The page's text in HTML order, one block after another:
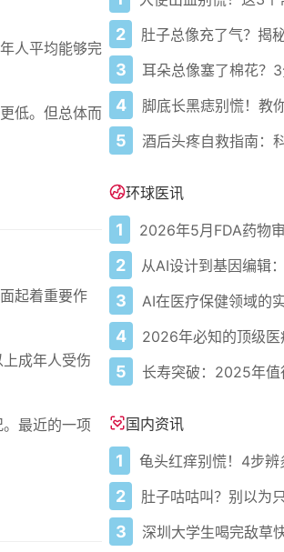
人平均能够完
低。但总体而
起着重要作
成年人受伤
最近的一项
2
3
4
5
环球医讯
1 2026年5月FDA药物
2
3
4 2026年必知的顶级医
5
国内资讯
1
2
3